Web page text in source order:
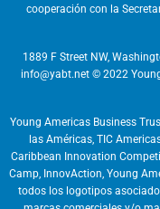
cooperación con la
1889 F Street NW,
info@yabt.net © 2022
Young Americas Business
las Américas, TIC
Caribbean Innovation
Camp, InnovAction, Young
todos los logotipos